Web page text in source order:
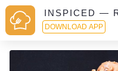
INSPICED —
DOWNLOAD APP